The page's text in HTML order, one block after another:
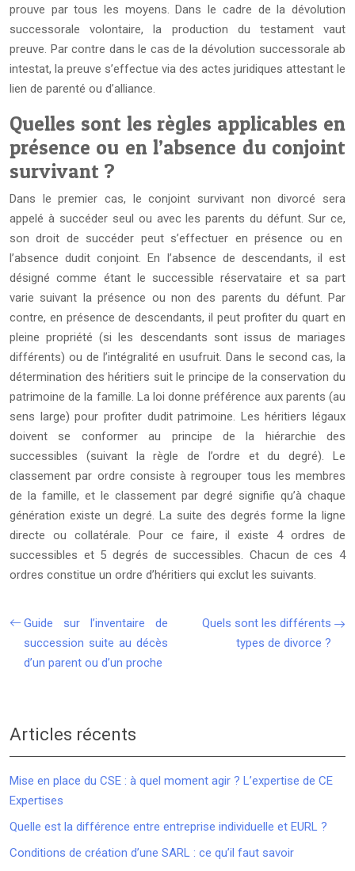
prouve par tous les moyens. Dans le cadre de la dévolution
successorale volontaire, la production du testament vaut
preuve. Par contre dans le cas de la dévolution successorale ab
intestat, la preuve s’effectue via des actes juridiques attestant le
lien de parenté ou d’alliance.
Quelles sont les règles applicables en
présence ou en l’absence du conjoint
survivant ?
Dans le premier cas, le conjoint survivant non divorcé sera
appelé à succéder seul ou avec les parents du défunt. Sur ce,
son droit de succéder peut s’effectuer en présence ou en
l’absence dudit conjoint. En l’absence de descendants, il est
désigné comme étant le successible réservataire et sa part
varie suivant la présence ou non des parents du défunt. Par
contre, en présence de descendants, il peut profiter du quart en
pleine propriété (si les descendants sont issus de mariages
différents) ou de l’intégralité en usufruit. Dans le second cas, la
détermination des héritiers suit le principe de la conservation du
patrimoine de la famille. La loi donne préférence aux parents (au
sens large) pour profiter dudit patrimoine. Les héritiers légaux
doivent se conformer au principe de la hiérarchie des
successibles (suivant la règle de l’ordre et du degré). Le
classement par ordre consiste à regrouper tous les membres
de la famille, et le classement par degré signifie qu’à chaque
génération existe un degré. La suite des degrés forme la ligne
directe ou collatérale. Pour ce faire, il existe 4 ordres de
successibles et 5 degrés de successibles. Chacun de ces 4
ordres constitue un ordre d’héritiers qui exclut les suivants.
Guide sur l’inventaire de
succession suite au décès
d’un parent ou d’un proche
Quels sont les différents
types de divorce ?
Articles récents
Mise en place du CSE : à quel moment agir ? L’expertise de CE
Expertises
Quelle est la différence entre entreprise individuelle et EURL ?
Conditions de création d’une SARL : ce qu’il faut savoir